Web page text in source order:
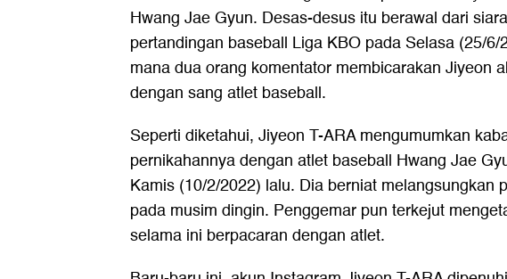
Hwang Jae Gyun. Desas-desus itu berawal dari
pertandingan baseball Liga KBO pada Selasa (25/6/
mana dua orang komentator membicarakan Jiyeon
dengan sang atlet baseball.
Seperti diketahui, Jiyeon T-ARA mengumumkan
pernikahannya dengan atlet baseball Hwang Jae
Kamis (10/2/2022) lalu. Dia berniat melangsungkan
pada musim dingin. Penggemar pun terkejut
selama ini berpacaran dengan atlet.